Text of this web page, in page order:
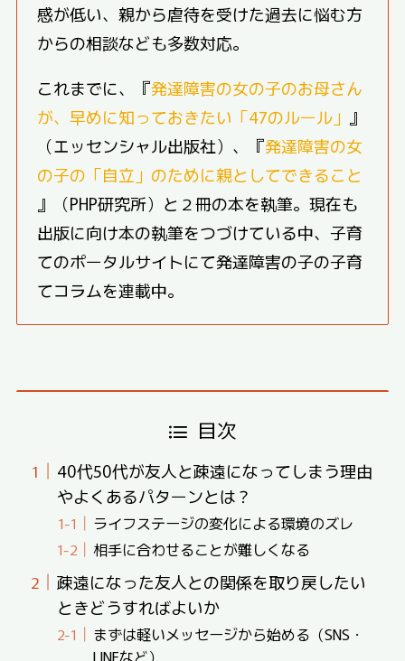
感が低い、親から虐待を受けた過去に悩む方
からの相談なども多数対応。
これまでに、『発達障害の女の子のお母さん
が、早めに知っておきたい「47のルール」
』
（エッセンシャル出版社）、『発達障害の女
の子の「自立」のために親としてできること
』（PHP研究所）と２冊の本を執筆。現在も
出版に向け本の執筆をつづけている中、子育
てのポータルサイトにて発達障害の子の子育
てコラムを連載中。
目次
40代50代が友人と疎遠になってしまう理由
やよくあるパターンとは？
ライフステージの変化による環境のズレ
相手に合わせることが難しくなる
疎遠になった友人との関係を取り戻したい
ときどうすればよいか
まずは軽いメッセージから始める（SNS・
LINEなど）